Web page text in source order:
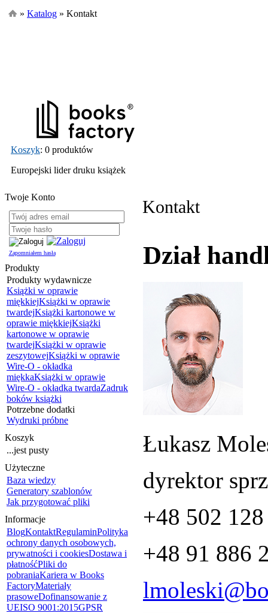
» Katalog » Kontakt
Koszyk: 0 produktów
Europejski lider druku książek
Twoje Konto
Zapomniałem hasła
Produkty
Produkty wydawnicze
Książki w oprawie
miękkiejKsiążki w oprawie
twardejKsiążki kartonowe w
oprawie miękkiejKsiążki
kartonowe w oprawie
twardejKsiążki w oprawie
zeszytowejKsiążki w oprawie
Wire-O - okładka
miękkaKsiążki w oprawie
Wire-O - okładka twardaZadruk
boków książki
Potrzebne dodatki
Wydruki próbne
Koszyk
...jest pusty
Użyteczne
Baza wiedzy
Generatory szablonów
Jak przygotować pliki
Informacje
BlogKontaktRegulaminPolityka
ochrony danych osobowych,
prywatności i cookiesDostawa i
płatnośćPliki do
pobraniaKariera w Books
FactoryMateriały
prasoweDofinansowanie z
UEISO 9001:2015GPSR
Kontakt
Dział
Łukasz
dyrektor
+48 502
+48 91 886